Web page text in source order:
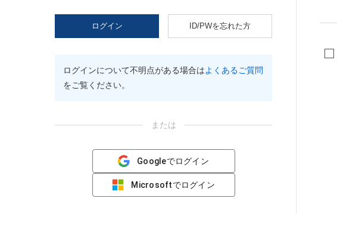
ログイン ID/PWを忘れた方
ログインについて不明点がある場合はよくあるご質問
をご覧ください。
または
Googleでログイン
Microsoftでログイン